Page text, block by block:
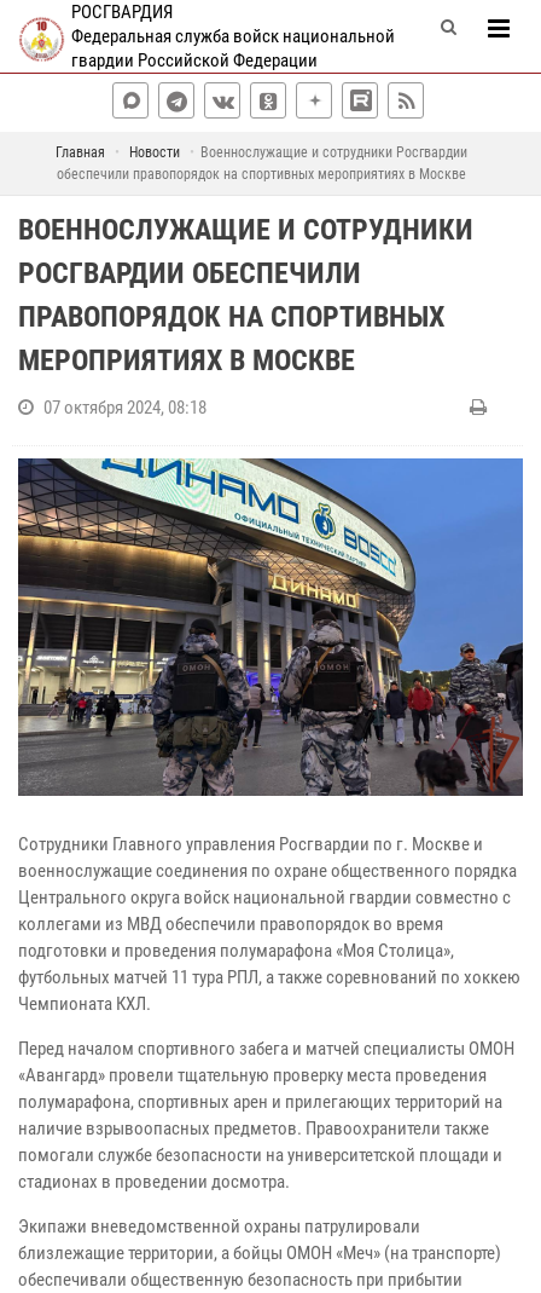
РОСГВАРДИЯ
Федеральная служба войск национальной
гвардии Российской Федерации
Главная Новости
Военнослужащие и сотрудники Росгвардии
обеспечили правопорядок на спортивных мероприятиях в Москве
ВОЕННОСЛУЖАЩИЕ И СОТРУДНИКИ
РОСГВАРДИИ ОБЕСПЕЧИЛИ
ПРАВОПОРЯДОК НА СПОРТИВНЫХ
МЕРОПРИЯТИЯХ В МОСКВЕ
07 октября 2024, 08:18
Сотрудники Главного управления Росгвардии по г. Москве и
военнослужащие соединения по охране общественного порядка
Центрального округа войск национальной гвардии совместно с
коллегами из МВД обеспечили правопорядок во время
подготовки и проведения полумарафона «Моя Столица»,
футбольных матчей 11 тура РПЛ, а также соревнований по хоккею
Чемпионата КХЛ.
Перед началом спортивного забега и матчей специалисты ОМОН
«Авангард» провели тщательную проверку места проведения
полумарафона, спортивных арен и прилегающих территорий на
наличие взрывоопасных предметов. Правоохранители также
помогали службе безопасности на университетской площади и
стадионах в проведении досмотра.
Экипажи вневедомственной охраны патрулировали
близлежащие территории, а бойцы ОМОН «Меч» (на транспорте)
обеспечивали общественную безопасность при прибытии